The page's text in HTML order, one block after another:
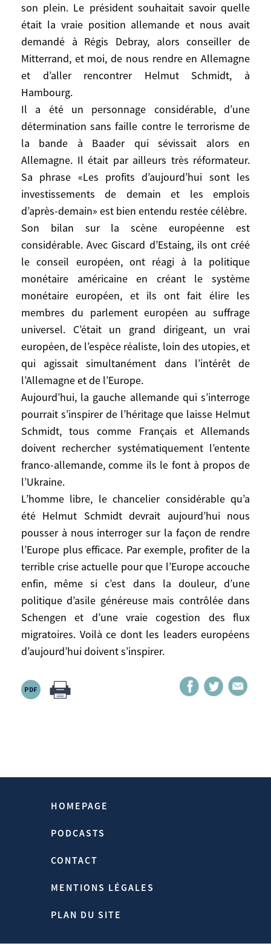
son plein. Le président souhaitait savoir quelle
était la vraie position allemande et nous avait
demandé à Régis Debray, alors conseiller de
Mitterrand, et moi, de nous rendre en Allemagne
et d’aller rencontrer Helmut Schmidt, à
Hambourg.
Il a été un personnage considérable, d’une
détermination sans faille contre le terrorisme de
la bande à Baader qui sévissait alors en
Allemagne. Il était par ailleurs très réformateur.
Sa phrase «Les profits d’aujourd’hui sont les
investissements de demain et les emplois
d’après-demain» est bien entendu restée célèbre.
Son bilan sur la scène européenne est
considérable. Avec Giscard d’Estaing, ils ont créé
le conseil européen, ont réagi à la politique
monétaire américaine en créant le système
monétaire européen, et ils ont fait élire les
membres du parlement européen au suffrage
universel. C’était un grand dirigeant, un vrai
européen, de l’espèce réaliste, loin des utopies, et
qui agissait simultanément dans l’intérêt de
l’Allemagne et de l’Europe.
Aujourd’hui, la gauche allemande qui s’interroge
pourrait s’inspirer de l’héritage que laisse Helmut
Schmidt, tous comme Français et Allemands
doivent rechercher systématiquement l’entente
franco-allemande, comme ils le font à propos de
l’Ukraine.
L’homme libre, le chancelier considérable qu’a
été Helmut Schmidt devrait aujourd’hui nous
pousser à nous interroger sur la façon de rendre
l’Europe plus efficace. Par exemple, profiter de la
terrible crise actuelle pour que l’Europe accouche
enfin, même si c’est dans la douleur, d’une
politique d’asile généreuse mais contrôlée dans
Schengen et d’une vraie cogestion des flux
migratoires. Voilà ce dont les leaders européens
d’aujourd’hui doivent s’inspirer.
Le troisième souvenir est plus personnel.
Alors même que Helmut Kohl était au
pouvoir, dans les premières années du
septennat de Mitterrand, la controverse
d’une Europe de la défense battait son
plein. Le président souhaitait savoir quelle
était la vraie position allemande et nous
avait demandé à Régis Debray, alors
conseiller de Mitterrand, et moi, de nous
rendre en Allemagne et d’aller rencontrer
Helmut Schmidt, à Hambourg.
Il a été un personnage considérable, d’une
détermination sans faille contre le
terrorisme de la bande à Baader qui
sévissait alors en Allemagne. Il était par
ailleurs très réformateur. Sa phrase «Les
profits d’aujourd’hui sont les
investissements de demain et les emplois
d’après-demain» est bien entendu restée
célèbre.
Son bilan sur la scène européenne est
considérable. Avec Giscard d’Estaing, ils
ont créé le conseil européen, ont réagi à la
politique monétaire américaine en créant
le système monétaire européen, et ils ont
fait élire les membres du parlement
européen au suffrage universel. C’était un
grand dirigeant, un vrai européen, de
l’espèce réaliste, loin des utopies, et qui
agissait simultanément dans l’intérêt de
l’Allemagne et de l’Europe.
Aujourd’hui, la gauche allemande qui
s’interroge pourrait s’inspirer de l’héritage
que laisse Helmut Schmidt, tous comme
Français et Allemands doivent rechercher
systématiquement l’entente franco-
allemande, comme ils le font à propos de
l’Ukraine.
L’homme libre, le chancelier considérable
qu’a été Helmut Schmidt devrait
aujourd’hui nous pousser à nous
interroger sur la façon de rendre l’Europe
terrible crise actuelle pour que l’Europe
accouche enfin, même si c’est dans la
d’aujourd’hui doivent s’inspirer.
Source:
Schmidt, Un Homme Libre, Un
HOMEPAGE
PODCASTS
CONTACT
MENTIONS LÉGALES
PLAN DU SITE